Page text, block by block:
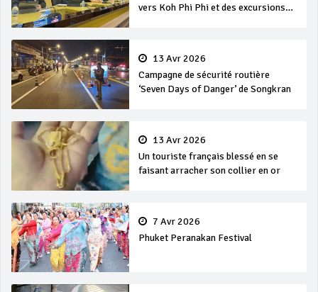
vers Koh Phi Phi et des excursions
13 Avr 2026
Campagne de sécurité routière
‘Seven Days of Danger’ de Songkran
13 Avr 2026
Un touriste français blessé en se
faisant arracher son collier en or
7 Avr 2026
Phuket Peranakan Festival